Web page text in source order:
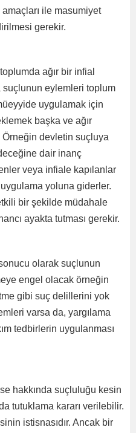
ile masumiyet
gerekir.
ağır bir infial
eylemleri toplum
uygulamak için
başka ve ağır
devletin suçluya
dair inanç
veya infiale kapılanlar
yoluna giderler.
bir şekilde müdahale
ayakta tutması gerekir.
olarak suçlunun
engel olacak örneğin
gibi suç delillerini yok
varsa da, yargılama
tedbirlerin uygulanması
hakkında suçluluğu kesin
tutuklama kararı verilebilir.
istisnasıdır. Ancak bir